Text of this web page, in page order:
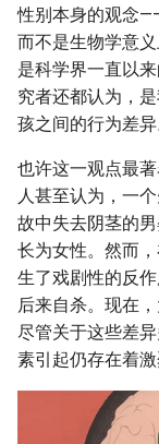
性别本身的观念
而不是生物学意
是科学界一直以
究者还都认为，
孩之间的行为差异
也许这一观点最
人甚至认为，一
故中失去阴茎的
长为女性。然而
生了戏剧性的反
后来自杀。现在
尽管关于这些差
素引起仍存在着激